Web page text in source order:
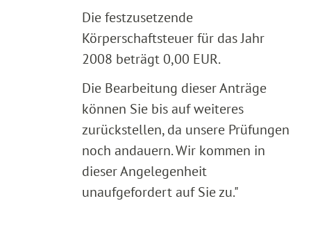
Die festzusetzende
Körperschaftsteuer für das Jahr
2008 beträgt 0,00 EUR.
Die Bearbeitung dieser Anträge
können Sie bis auf weiteres
zurückstellen, da unsere Prüfungen
noch andauern. Wir kommen in
dieser Angelegenheit
unaufgefordert auf Sie zu."